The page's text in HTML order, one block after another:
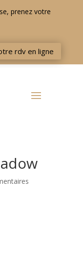
prenez votre
rdv en ligne